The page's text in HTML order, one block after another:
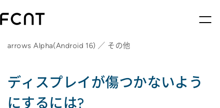
arrows Alpha(Android 16) ／ その他
ディスプレイが傷つかないよう
にするには?